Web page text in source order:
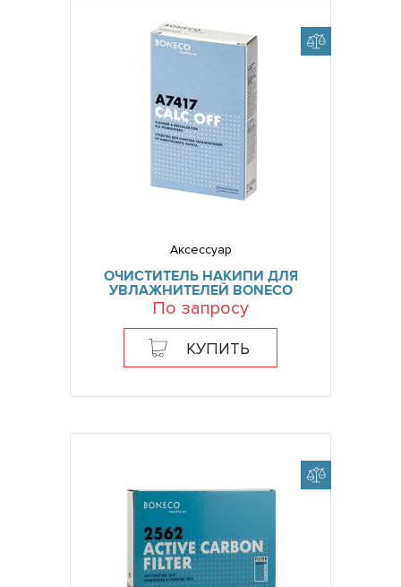
Аксессуар
ОЧИСТИТЕЛЬ НАКИПИ ДЛЯ
УВЛАЖНИТЕЛЕЙ BONECO
По запросу
КУПИТЬ